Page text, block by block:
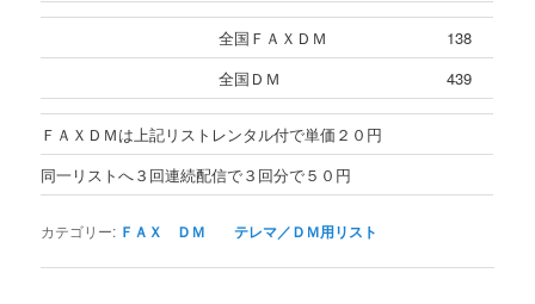
全国ＦＡＸＤＭ
138
全国ＤＭ
439
ＦＡＸＤＭは上記リストレンタル付で単価２０円
同一リストへ３回連続配信で３回分で５０円
カテゴリー: ＦＡＸ ＤＭ テレマ／ＤＭ用リスト